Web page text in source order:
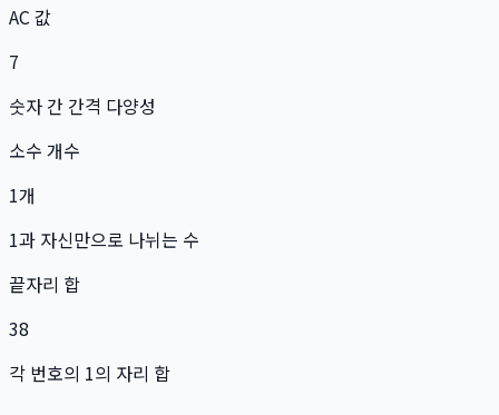
AC 값
7
숫자 간 간격 다양성
소수 개수
1개
1과 자신만으로 나뉘는 수
끝자리 합
38
각 번호의 1의 자리 합